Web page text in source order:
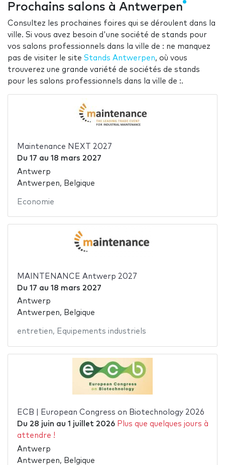
Prochains salons à Antwerpen
Consultez les prochaines foires qui se déroulent dans la
ville. Si vous avez besoin d'une société de stands pour
vos salons professionnels dans la ville de : ne manquez
pas de visiter le site Stands Antwerpen, où vous
trouverez une grande variété de sociétés de stands
pour les salons professionnels dans la ville de :.
Maintenance NEXT 2027
Du 17 au 18 mars 2027
Antwerp
Antwerpen, Belgique
Economie
MAINTENANCE Antwerp 2027
Du 17 au 18 mars 2027
Antwerp
Antwerpen, Belgique
entretien, Equipements industriels
ECB | European Congress on Biotechnology 2026
Du 28 juin au 1 juillet 2026 Plus que quelques jours à
attendre !
Antwerp
Antwerpen, Belgique